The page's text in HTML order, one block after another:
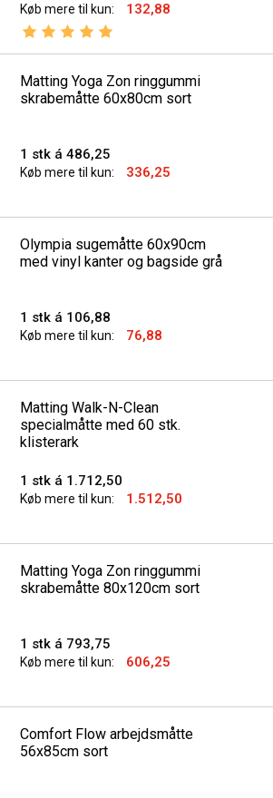
Køb mere til kun: 132,88
Vurdering:
Matting Yoga Zon ringgummi
skrabemåtte 60x80cm sort
1 stk á 486,25
Køb mere til kun: 336,25
Olympia sugemåtte 60x90cm
med vinyl kanter og bagside grå
1 stk á 106,88
Køb mere til kun: 76,88
Matting Walk-N-Clean
specialmåtte med 60 stk.
klisterark
1 stk á 1.712,50
Køb mere til kun: 1.512,50
Matting Yoga Zon ringgummi
skrabemåtte 80x120cm sort
1 stk á 793,75
Køb mere til kun: 606,25
Comfort Flow arbejdsmåtte
56x85cm sort